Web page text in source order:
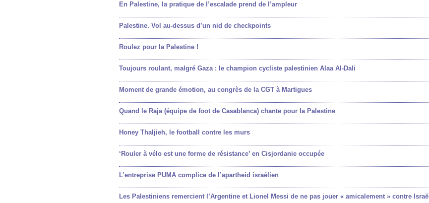
En Palestine, la pratique de l’escalade prend de l’ampleur
Palestine. Vol au-dessus d’un nid de checkpoints
Roulez pour la Palestine !
Toujours roulant, malgré Gaza : le champion cycliste palestinien Alaa Al-Dali
Moment de grande émotion, au congrès de la CGT à Martigues
Quand le Raja (équipe de foot de Casablanca) chante pour la Palestine
Honey Thaljieh, le football contre les murs
‘Rouler à vélo est une forme de résistance’ en Cisjordanie occupée
L’entreprise PUMA complice de l’apartheid israélien
Les Palestiniens remercient l’Argentine et Lionel Messi de ne pas jouer « amicalement » contre Israël